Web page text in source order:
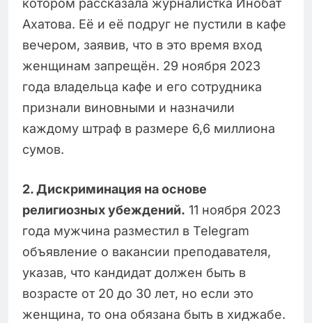
котором рассказала журналистка Инобат
Ахатова. Её и её подруг не пустили в кафе
вечером, заявив, что в это время вход
женщинам запрещён. 29 ноября 2023
года владельца кафе и его сотрудника
признали виновными и назначили
каждому штраф в размере 6,6 миллиона
сумов.
2️. Дискриминация на основе
религиозных убеждений. 11 ноября 2023
года мужчина разместил в Telegram
объявление о вакансии преподавателя,
указав, что кандидат должен быть в
возрасте от 20 до 30 лет, но если это
женщина, то она обязана быть в хиджабе.